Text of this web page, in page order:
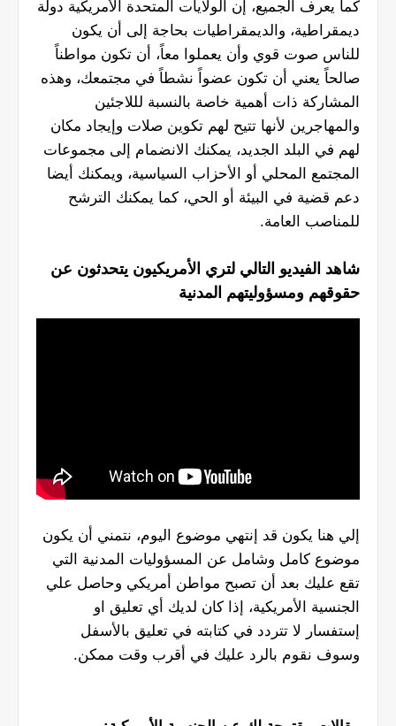
كما يعرف الجميع، إن الولايات المتحدة الأمريكية دولة
ديمقراطية، والديمقراطيات بحاجة إلى أن يكون
للناس صوت قوي وأن يعملوا معاً، أن تكون مواطناً
صالحاً يعني أن تكون عضواً نشطاً في مجتمعك، وهذه
المشاركة ذات أهمية خاصة بالنسبة لللاجئين
والمهاجرين لأنها تتيح لهم تكوين صلات وإيجاد مكان
لهم في البلد الجديد، يمكنك الانضمام إلى مجموعات
المجتمع المحلي أو الأحزاب السياسية، ويمكنك أيضا
دعم قضية في البيئة أو الحي، كما يمكنك الترشح
للمناصب العامة.
شاهد الفيديو التالي لتري الأمريكيون يتحدثون عن
حقوقهم ومسؤوليتهم المدنية
إلي هنا يكون قد إنتهي موضوع اليوم، نتمني أن يكون
موضوع كامل وشامل عن المسؤوليات المدنية التي
تقع عليك بعد أن تصبح مواطن أمريكي وحاصل علي
الجنسية الأمريكية، إذا كان لديك أي تعليق او
إستفسار لا تتردد في كتابته في تعليق بالأسفل
وسوف نقوم بالرد عليك في أقرب وقت ممكن.